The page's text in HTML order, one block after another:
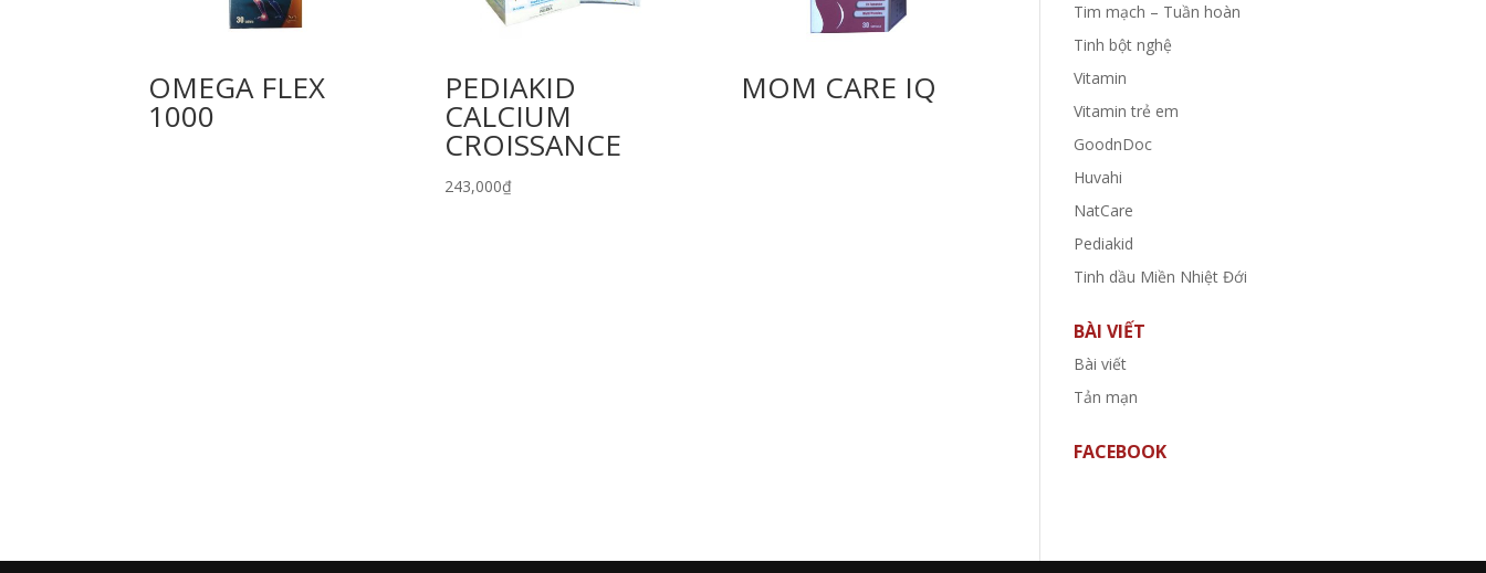
OMEGA FLEX
1000
PEDIAKID
CALCIUM
CROISSANCE
243,000₫
MOM CARE IQ
Tim mạch – Tuần hoàn
Tinh bột nghệ
Vitamin
Vitamin trẻ em
GoodnDoc
Huvahi
NatCare
Pediakid
Tinh dầu Miền Nhiệt Đới
BÀI VIẾT
Bài viết
Tản mạn
FACEBOOK